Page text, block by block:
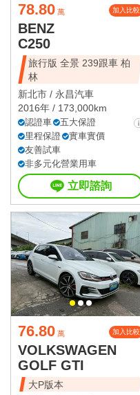
78.80 萬 加入比較
BENZ
C250
旅行版 全景 239跟車 柏
林
新北市 / 永昌汽車
2016年 / 173,000km
認證車
五大保證
里程保證
實車實價
友善試車
非多元化營業用車
立即諮詢
76.80 萬 加入比較
VOLKSWAGEN
GOLF GTI
大P版本